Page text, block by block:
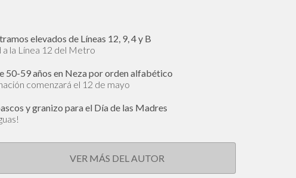
elevados de Líneas 12, 9, 4 y B
la Línea 12 del Metro
50-59 años en Neza por orden alfabético
comenzará el 12 de mayo
y granizo para el Día de las Madres
VER MÁS DEL AUTOR